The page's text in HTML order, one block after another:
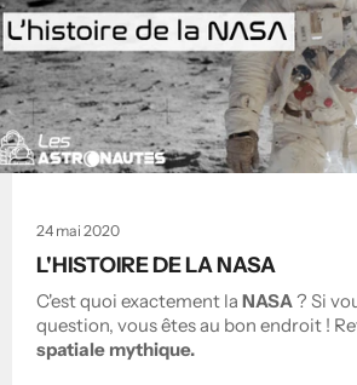
24 mai 2020
L'HISTOIRE DE LA NASA
C'est quoi exactement la NASA? Si
question, vous êtes au bon endroit !
spatiale mythique.